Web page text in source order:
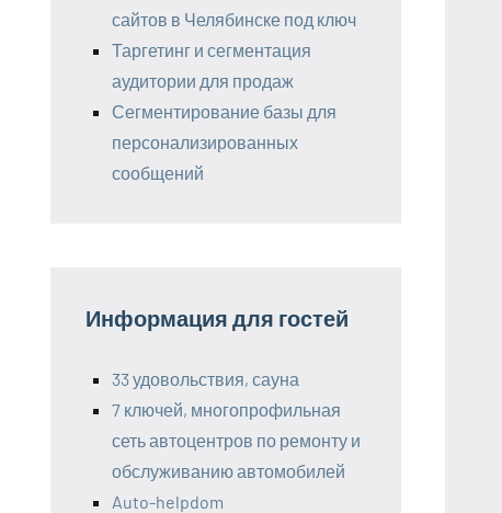
сайтов в Челябинске под ключ
Таргетинг и сегментация
аудитории для продаж
Сегментирование базы для
персонализированных
сообщений
Информация для гостей
33 удовольствия, сауна
7 ключей, многопрофильная
сеть автоцентров по ремонту и
обслуживанию автомобилей
Auto-helpdom